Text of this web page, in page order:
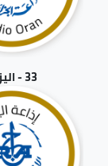
33 - اليزي